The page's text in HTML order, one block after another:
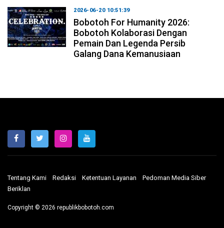
2026-06-20 10:51:39
Bobotoh For Humanity 2026:
Bobotoh Kolaborasi Dengan
Pemain Dan Legenda Persib
Galang Dana Kemanusiaan
Tentang Kami Redaksi Ketentuan Layanan
Pedoman Media Siber
Beriklan
Copyright © 2026 republikbobotoh.com